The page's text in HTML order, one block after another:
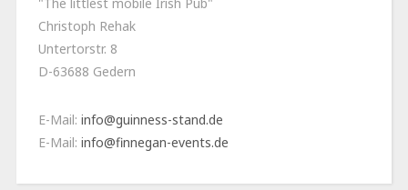
Christoph Rehak
Untertorstr. 8
D-63688 Gedern
E-Mail: info@guinness-stand.de
E-Mail: info@finnegan-events.de